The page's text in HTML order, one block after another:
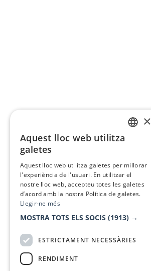
×
Aquest lloc web utilitza
galetes
Aquest lloc web utilitza galetes per millorar
l'experiència de l'usuari. En utilitzar el
nostre lloc web, accepteu totes les galetes
d’acord amb la nostra Política de galetes.
Llegir-ne més
MOSTRA TOTS ELS SOCIS (1913) →
ESTRICTAMENT NECESSÀRIES
RENDIMENT